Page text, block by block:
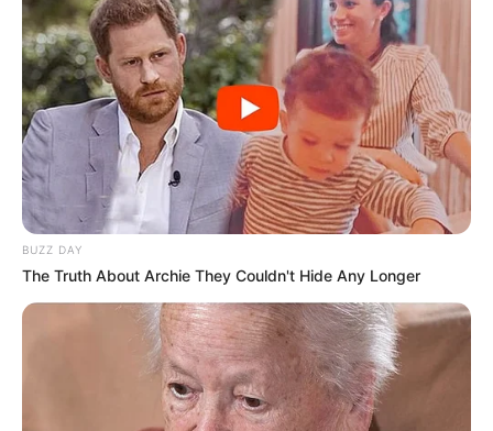
LIHAT ARTIKEL LAINNYA
Laras Kinanda Nyimas Ratu Rafa
Shenina Cinnamon Megan Domani
BUZZ DAY
The Truth About Archie They Couldn't Hide Any Longer